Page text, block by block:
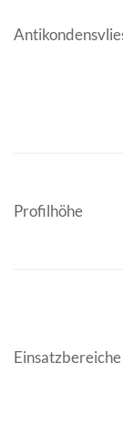
Profilhöhe
Einsatzbereiche